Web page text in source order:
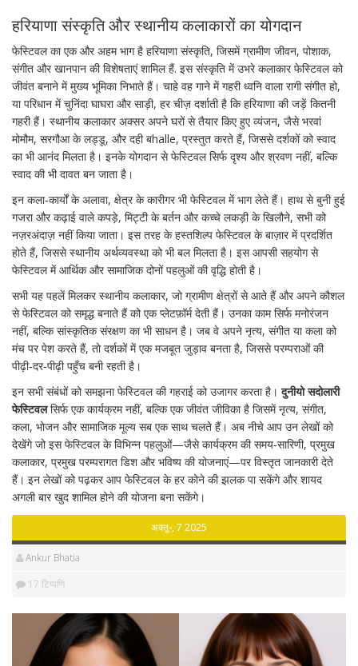
हरियाणा संस्कृति और स्थानीय कलाकारों का योगदान
फेस्टिवल का एक और अहम भाग है हरियाणा संस्कृति, जिसमें ग्रामीण जीवन, पोशाक,
संगीत और खानपान की विशेषताएं शामिल हैं. इस संस्कृति में उभरे कलाकार फेस्टिवल को
जीवंत बनाने में मुख्य भूमिका निभाते हैं। चाहे वह गाने में गहरी ध्वनि वाला रागी संगीत हो,
या परिधान में चुनिंदा घाघरा और साड़ी, हर चीज़ दर्शाती है कि हरियाणा की जड़ें कितनी
गहरी हैं। स्थानीय कलाकार अक्सर अपने घरों से तैयार किए हुए व्यंजन, जैसे भरवां
मोमौम, सरगौआ के लड्डू, और दही बhalle, प्रस्तुत करते हैं, जिससे दर्शकों को स्वाद
का भी आनंद मिलता है। इनके योगदान से फेस्टिवल सिर्फ दृश्य और श्रवण नहीं, बल्कि
स्वाद की भी दावत बन जाता है।
इन कला‑कार्यों के अलावा, क्षेत्र के कारीगर भी फेस्टिवल में भाग लेते हैं। हाथ से बुनी हुई
गजरा और कढ़ाई वाले कपड़े, मिट्टी के बर्तन और कच्चे लकड़ी के खिलौने, सभी को
नज़रअंदाज़ नहीं किया जाता। इस तरह के हस्तशिल्प फेस्टिवल के बाज़ार में प्रदर्शित
होते हैं, जिससे स्थानीय अर्थव्यवस्था को भी बल मिलता है। इस आपसी सहयोग से
फेस्टिवल में आर्थिक और सामाजिक दोनों पहलुओं की वृद्धि होती है।
सभी यह पहलें मिलकरस्थानीय कलाकार, जो ग्रामीण क्षेत्रों से आते हैं और अपने कौशल
से फेस्टिवल को समृद्ध बनाते हैंको एक प्लेटफ़ॉर्म देती हैं। उनका काम सिर्फ मनोरंजन
नहीं, बल्कि सांस्कृतिक संरक्षण का भी साधन है। जब वे अपने नृत्य, संगीत या कला को
मंच पर पेश करते हैं, तो दर्शकों में एक मजबूत जुड़ाव बनता है, जिससे परम्पराओं की
पीढ़ी‑दर‑पीढ़ी पहुँच बनी रहती है।
इन सभी संबंधों को समझना फेस्टिवल की गहराई को उजागर करता है।दुनीयो सदोलारी
फेस्टिवलसिर्फ एक कार्यक्रम नहीं, बल्कि एक जीवंत जीविका है जिसमें नृत्य, संगीत,
कला, भोजन और सामाजिक मूल्य सब एक साथ चलते हैं। अब नीचे आप उन लेखों को
देखेंगे जो इस फेस्टिवल के विभिन्न पहलुओं—जैसे कार्यक्रम की समय‑सारिणी, प्रमुख
कलाकार, प्रमुख परम्परागत डिश और भविष्य की योजनाएं—पर विस्तृत जानकारी देते
हैं। इन लेखों को पढ़कर आप फेस्टिवल के हर कोने की झलक पा सकेंगे और शायद
अगली बार खुद शामिल होने की योजना बना सकेंगे।
अक्तू॰, 7 2025
Ankur Bhatia
17 टिप्पणि